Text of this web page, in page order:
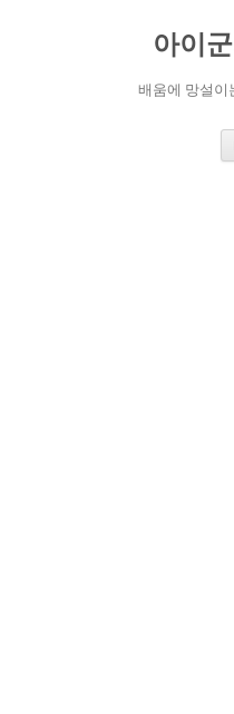
아이
배움에 망설이